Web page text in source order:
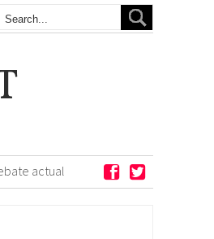
actual